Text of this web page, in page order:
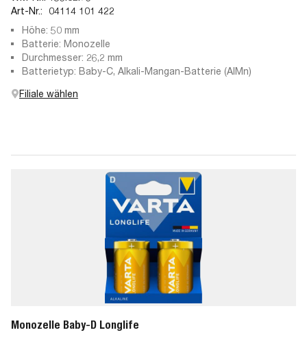
Art-Nr.:
04114 101 422
Höhe: 50 mm
Batterie: Monozelle
Durchmesser: 26,2 mm
Batterietyp: Baby-C, Alkali-Mangan-Batterie (AlMn)
Filiale wählen
Monozelle Baby-D Longlife